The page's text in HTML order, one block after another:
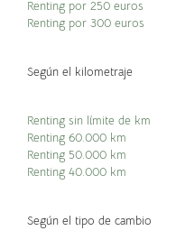
Renting por 250 euros
Renting por 300 euros
Según el kilometraje
Renting sin límite de km
Renting 60.000 km
Renting 50.000 km
Renting 40.000 km
Según el tipo de cambio